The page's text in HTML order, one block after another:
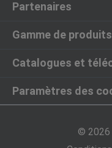
Partenaires
Gamme de produits
Catalogues et
Paramètres des
© 2026